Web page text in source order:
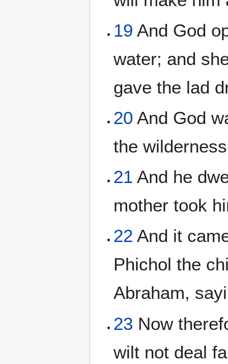
19 And God
water; and
gave the lad
20 And God
the
21 And he
mother took
22 And it
Phichol the
Abraham,
23 Now
wilt not deal